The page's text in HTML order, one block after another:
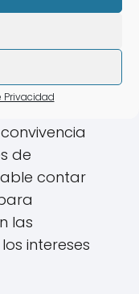
Privacidad
de los
tanto
inquilinos.
y
de
contar
las
intereses